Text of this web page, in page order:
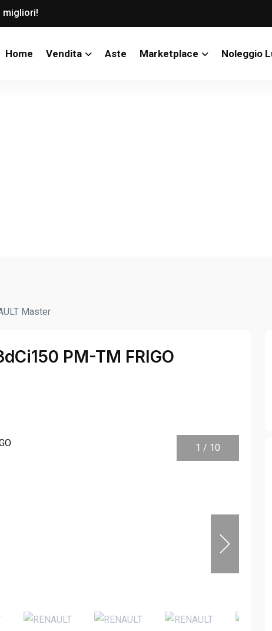
migliori!
Home Vendita Aste Marketplace Noleggio
Master
PM-TM FRIGO
1 / 10